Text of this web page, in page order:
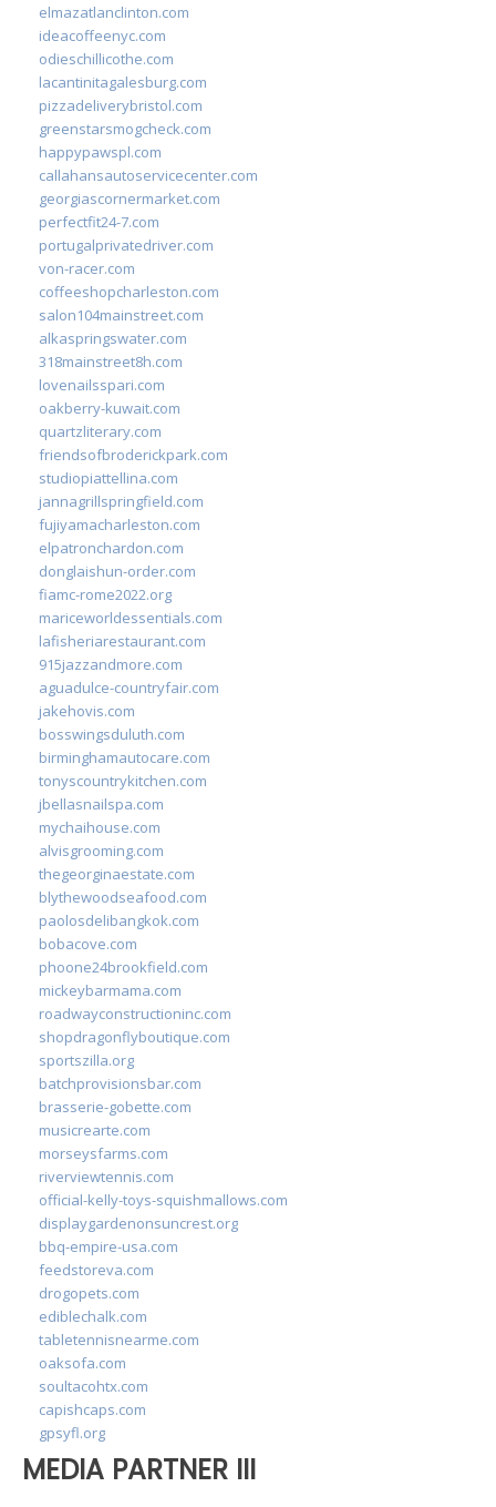
elmazatlanclinton.com
ideacoffeenyc.com
odieschillicothe.com
lacantinitagalesburg.com
pizzadeliverybristol.com
greenstarsmogcheck.com
happypawspl.com
callahansautoservicecenter.com
georgiascornermarket.com
perfectfit24-7.com
portugalprivatedriver.com
von-racer.com
coffeeshopcharleston.com
salon104mainstreet.com
alkaspringswater.com
318mainstreet8h.com
lovenailsspari.com
oakberry-kuwait.com
quartzliterary.com
friendsofbroderickpark.com
studiopiattellina.com
jannagrillspringfield.com
fujiyamacharleston.com
elpatronchardon.com
donglaishun-order.com
fiamc-rome2022.org
mariceworldessentials.com
lafisheriarestaurant.com
915jazzandmore.com
aguadulce-countryfair.com
jakehovis.com
bosswingsduluth.com
birminghamautocare.com
tonyscountrykitchen.com
jbellasnailspa.com
mychaihouse.com
alvisgrooming.com
thegeorginaestate.com
blythewoodseafood.com
paolosdelibangkok.com
bobacove.com
phoone24brookfield.com
mickeybarmama.com
roadwayconstructioninc.com
shopdragonflyboutique.com
sportszilla.org
batchprovisionsbar.com
brasserie-gobette.com
musicrearte.com
morseysfarms.com
riverviewtennis.com
official-kelly-toys-squishmallows.com
displaygardenonsuncrest.org
bbq-empire-usa.com
feedstoreva.com
drogopets.com
ediblechalk.com
tabletennisnearme.com
oaksofa.com
soultacohtx.com
capishcaps.com
gpsyfl.org
MEDIA PARTNER III